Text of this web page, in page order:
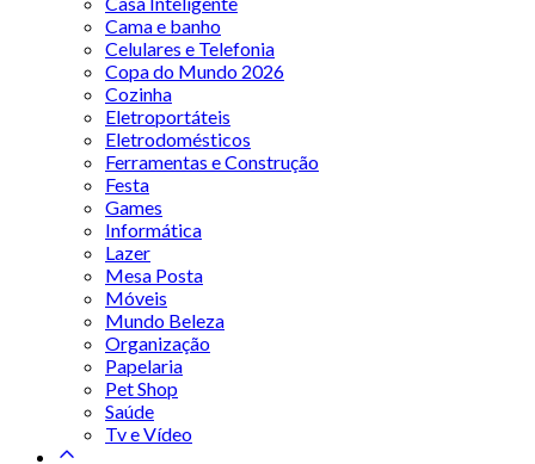
Cama e banho
Celulares e Telefonia
Copa do Mundo 2026
Cozinha
Eletroportáteis
Eletrodomésticos
Ferramentas e Construção
Festa
Games
Informática
Lazer
Mesa Posta
Móveis
Mundo Beleza
Organização
Papelaria
Pet Shop
Saúde
Tv e Vídeo